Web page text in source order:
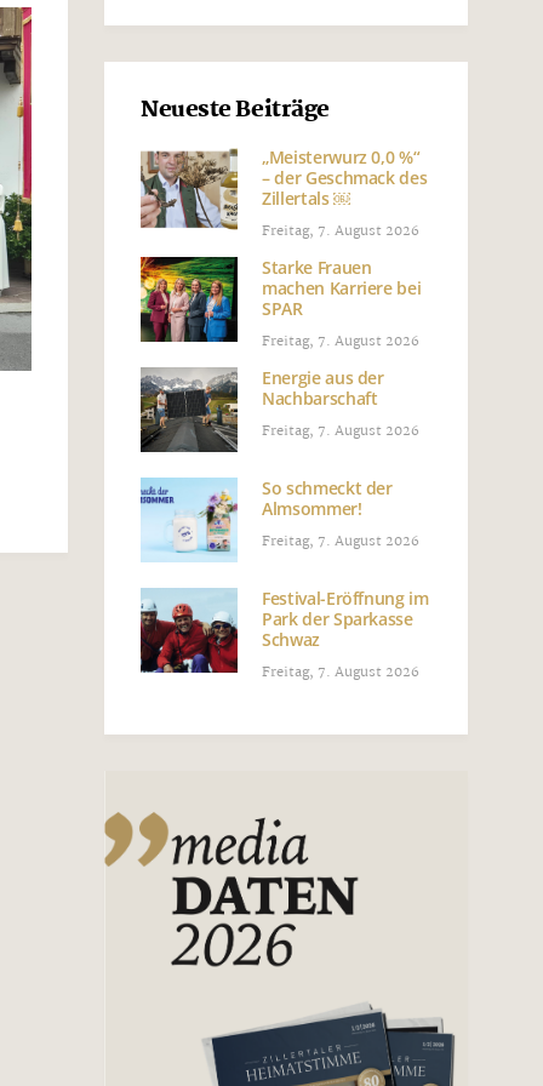
Neueste Beiträge
„Meisterwurz 0,0 %“
– der Geschmack des
Zillertals ￼
Freitag, 7. August 2026
Starke Frauen
machen Karriere bei
SPAR
Freitag, 7. August 2026
Energie aus der
Nachbarschaft
Freitag, 7. August 2026
So schmeckt der
Almsommer!
Freitag, 7. August 2026
Festival-Eröffnung im
Park der Sparkasse
Schwaz
Freitag, 7. August 2026